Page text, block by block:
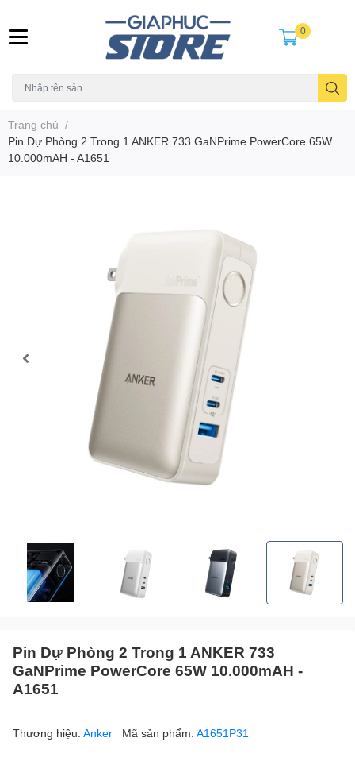
0
Trang chủ /
Pin Dự Phòng 2 Trong 1 ANKER 733 GaNPrime PowerCore 65W
10.000mAH - A1651
Pin Dự Phòng 2 Trong 1 ANKER 733
GaNPrime PowerCore 65W 10.000mAH -
A1651
Thương hiệu: Anker Mã sản phẩm: A1651P31